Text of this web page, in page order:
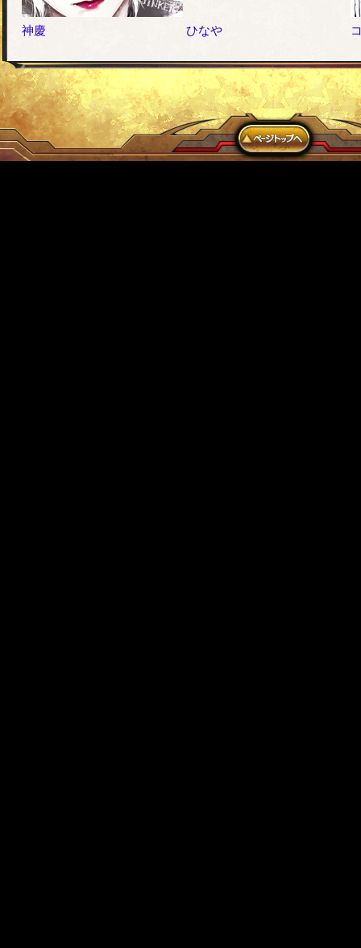
神慶 ひなや